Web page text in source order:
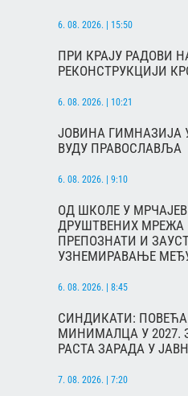
6. 08. 2026. | 15:50
ПРИ КРАЈУ РАДОВИ
РЕКОНСТРУКЦИЈИ
6. 08. 2026. | 10:21
ЈОВИНА
ВУДУ ПРАВОСЛАВЉА
6. 08. 2026. | 9:10
ОД ШКОЛЕ У
ДРУШТВЕНИХ МРЕЖА
ПРЕПОЗНАТИ И
УЗНЕМИРАВАЊЕ
6. 08. 2026. | 8:45
СИНДИКАТИ:
МИНИМАЛЦА У 2027.
РАСТА ЗАРАДА У
7. 08. 2026. | 7:20